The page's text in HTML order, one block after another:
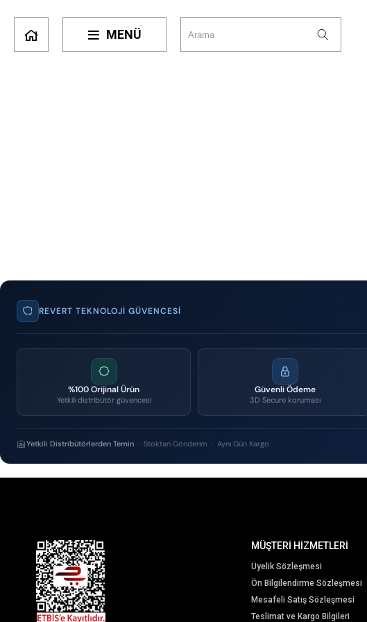
MENÜ
REVERT TEKNOLOJI GÜVENCESI
%100 Orijinal Ürün
Yetkili distribütör güvencesi
Güvenli Ödeme
3D Secure koruması
Yetkili Distribütörlerden Temin · Stoktan Gönderim · Aynı Gün Kargo
MÜŞTERİ HİZMETLERİ
Üyelik Sözleşmesi
Ön Bilgilendirme Sözleşmesi
Mesafeli Satış Sözleşmesi
Teslimat ve Kargo Bilgileri